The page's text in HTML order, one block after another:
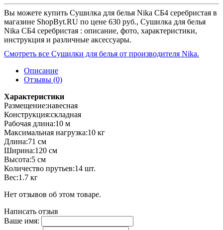
Вы можете купить Сушилка для белья Nika СБ4 серебристая в
магазине ShopByt.RU по цене 630 руб., Сушилка для белья
Nika СБ4 серебристая : описание, фото, характеристики,
инструкция и различные аксессуары.
Смотреть все Сушилки для белья от производителя Nika.
Описание
Отзывы (0)
Характеристики
Размещение:навесная
Конструкция:складная
Рабочая длина:10 м
Максимальная нагрузка:10 кг
Длина:71 см
Ширина:120 см
Высота:5 см
Количество прутьев:14 шт.
Вес:1.7 кг
Нет отзывов об этом товаре.
Написать отзыв
Ваше имя: